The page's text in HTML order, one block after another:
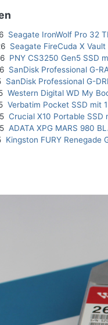
Seagate IronWolf Pro 32
Seagate FireCuda X
PNY CS3250 Gen5 SSD
SanDisk Professional G-
SanDisk Professional G-
Western Digital WD My
Verbatim Pocket SSD mit
Crucial X10 Portable SSD
ADATA XPG MARS 980
Kingston FURY Renegade